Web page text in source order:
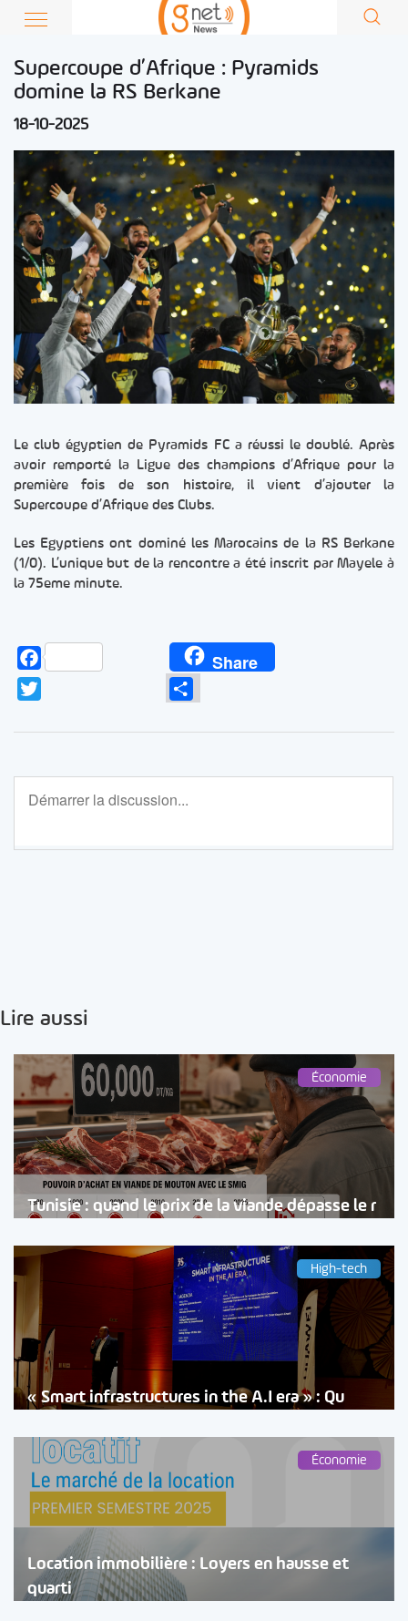
Supercoupe d’Afrique : Pyramids
domine la RS Berkane
18-10-2025
Le club égyptien de Pyramids FC a réussi le doublé. Après
avoir remporté la Ligue des champions d’Afrique pour la
première fois de son histoire, il vient d’ajouter la
Supercoupe d’Afrique des Clubs.
Les Egyptiens ont dominé les Marocains de la RS Berkane
(1/0). L’unique but de la rencontre a été inscrit par Mayele à
la 75eme minute.
Facebook Share
Partager
Lire aussi
Économie
Tunisie : quand le prix de la viande dépasse le r
High-tech
« Smart infrastructures in the A.I era » : Qu
Économie
Location immobilière : Loyers en hausse et
quarti